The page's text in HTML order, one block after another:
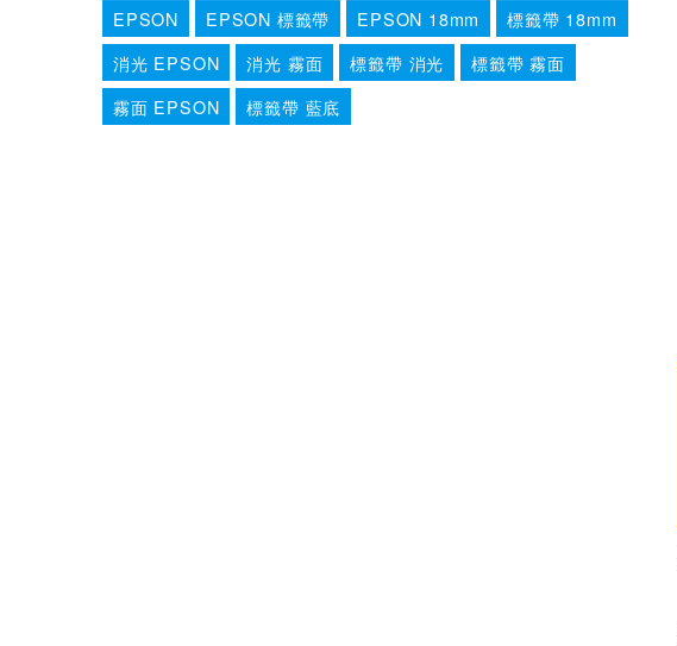
EPSON
EPSON 標籤帶 EPSON 18mm
標籤帶 18mm
消光 EPSON
消光 霧面 標籤帶 消光
標籤帶 霧面
霧面 EPSON
標籤帶 藍底